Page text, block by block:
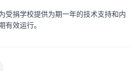
受捐学校提供为期一年的技术支持和内
有效运行。